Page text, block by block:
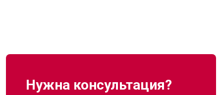
Нужна консультация?